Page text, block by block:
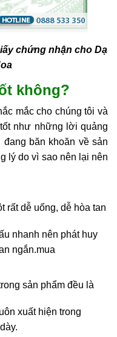
chứng nhận cho Dạ
không?
mắc cho chúng tôi và
như những lời quảng
băn khoăn về sản
lý do vì sao nên lại nên
rất dễ uống, dễ hòa tan
nhanh nên phát huy
ngắn.mua
sản phẩm đều là
xuất hiện trong